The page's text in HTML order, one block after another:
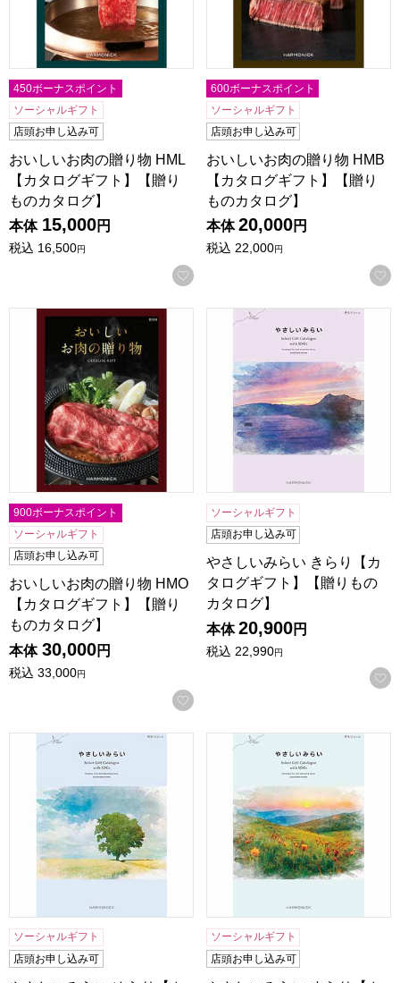
450ボーナスポイント
ソーシャルギフト
店頭お申し込み可
おいしいお肉の贈り物 HML
【カタログギフト】【贈り
ものカタログ】
本体 15,000円
税込 16,500円
お気に入りに登録する
600ボーナスポイント
ソーシャルギフト
店頭お申し込み可
おいしいお肉の贈り物 HMB
【カタログギフト】【贈り
ものカタログ】
本体 20,000円
税込 22,000円
おいしいお肉の贈り物 HMO【カタログギフト】【贈りもの
900ボーナスポイント
ソーシャルギフト
店頭お申し込み可
おいしいお肉の贈り物 HMO
【カタログギフト】【贈り
ものカタログ】
本体 30,000円
税込 33,000円
お気に入りに登録する
やさしいみらい きらり【カ
ソーシャルギフト
店頭お申し込み可
やさしいみらい きらり【カ
タログギフト】【贈りもの
カタログ】
本体 20,900円
税込 22,990円
やさしいみらい ゆらり【カタログギフト】【贈りものカタ
ソーシャルギフト
店頭お申し込み可
やさしいみらい すらり【カ
ソーシャルギフト
店頭お申し込み可